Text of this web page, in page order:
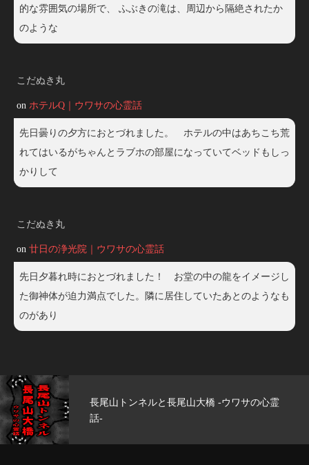
的な雰囲気の場所で、 ふぶきの滝は、周辺から隔絶されたか
のような
こだぬき丸
on ホテルQ｜ウワサの心霊話
先日曇りの夕方におとづれました。 ホテルの中はあちこち荒
れてはいるがちゃんとラブホの部屋になっていてベッドもしっ
かりして
こだぬき丸
on 廿日の浄光院｜ウワサの心霊話
先日夕暮れ時におとづれました！ お堂の中の龍をイメージし
た御神体が迫力満点でした。隣に居住していたあとのようなも
のがあり
山大橋 -ウワサの心霊
玄武洞公園 -ウワサ